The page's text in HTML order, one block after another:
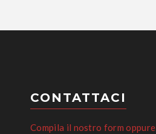
CONTATTACI
Compila il nostro form oppure